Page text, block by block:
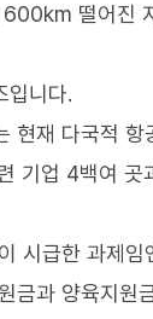
떨어진
입니다.
재 다국적 항
기업 4백여 곳
시급한 과제임
금과 양육지원